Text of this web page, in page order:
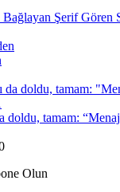
Şerif Gören
doldu, tamam:
Olun